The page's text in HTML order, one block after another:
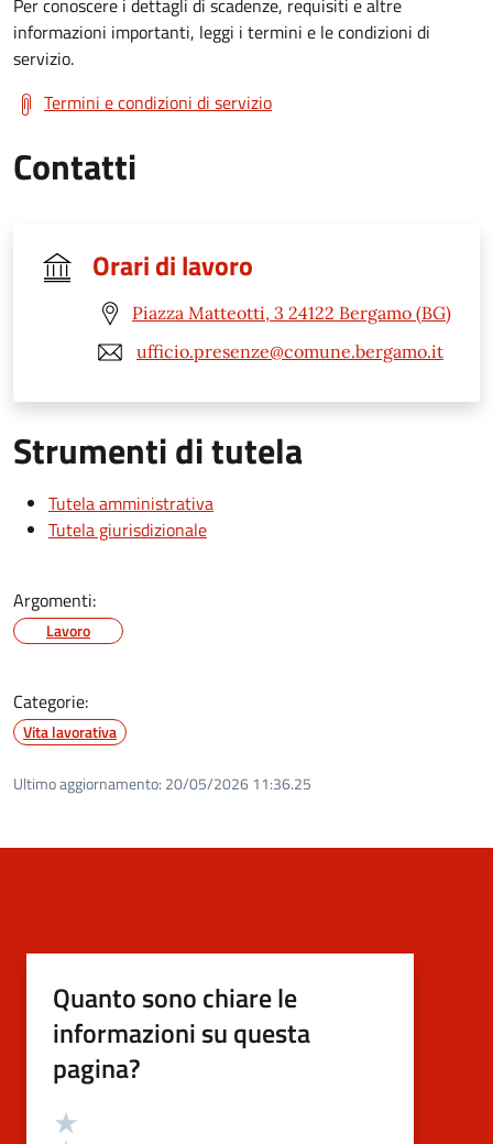
informazioni importanti, leggi i termini e le condizioni di
servizio.
Termini e condizioni di servizio
Contatti
Orari di lavoro
Piazza Matteotti, 3 24122 Bergamo (BG)
ufficio.presenze@comune.bergamo.it
Strumenti di tutela
Tutela amministrativa
Tutela giurisdizionale
Argomenti:
Lavoro
Categorie:
Vita lavorativa
Ultimo aggiornamento: 20/05/2026 11:36.25
Quanto sono chiare le
informazioni su questa
pagina?
Valutazione